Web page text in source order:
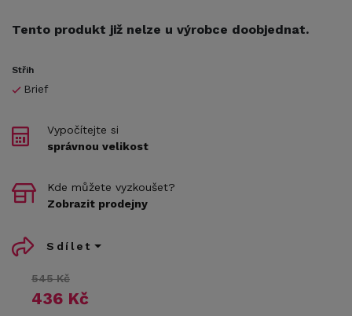
Tento produkt již nelze u výrobce doobjednat.
Střih
Brief
545 Kč
436 Kč
Vypočítejte si
správnou velikost
Kde můžete vyzkoušet?
Zobrazit prodejny
Sdílet